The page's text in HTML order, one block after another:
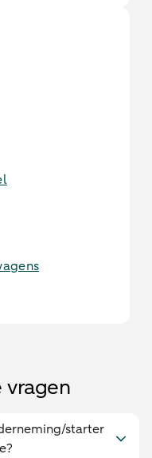
vragen
starter